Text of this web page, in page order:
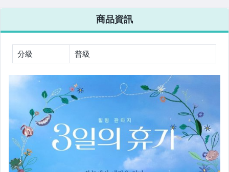
BD25藍光其它
BD25G藍光音樂演唱會
BD25G歐美影集
BD25G韓國影集
BD25G日本影集
BD25G陸港台影集+其它國家
BD25藍光卡通動漫影集
商品資訊
分級 普級